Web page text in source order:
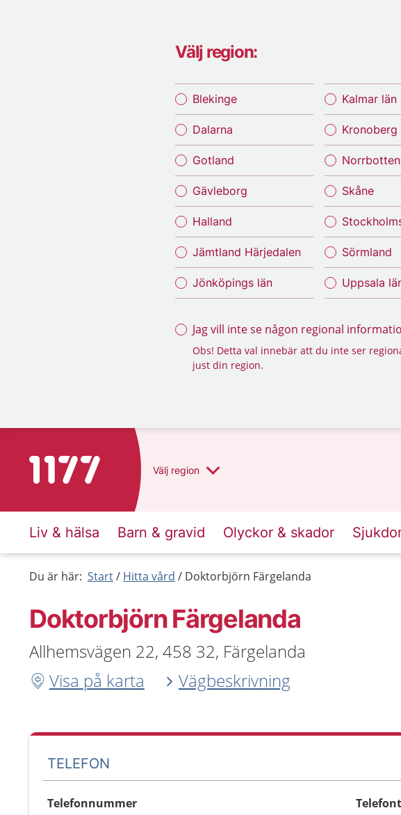
Välj region:
Blekinge
Dalarna
Gotland
Gävleborg
Halland
Jämtland Härjedalen
Jönköpings län
Kalmar län
Kronoberg
Norrbotten
Skåne
Sörmland
Uppsala
Jag vill inte se någon regional
Obs! Detta val innebär att du inte ser
just din region.
Till startsidan för 1177 Välj region
Liv & hälsa Barn & gravid Olyckor & skador
Du är här: Start Hitta vård Doktorbjörn Färgelanda
Doktorbjörn Färgelanda
Allhemsvägen 22, 458 32, Färgelanda
Visa på karta
Vägbeskrivning
TELEFON
Telefonnummer